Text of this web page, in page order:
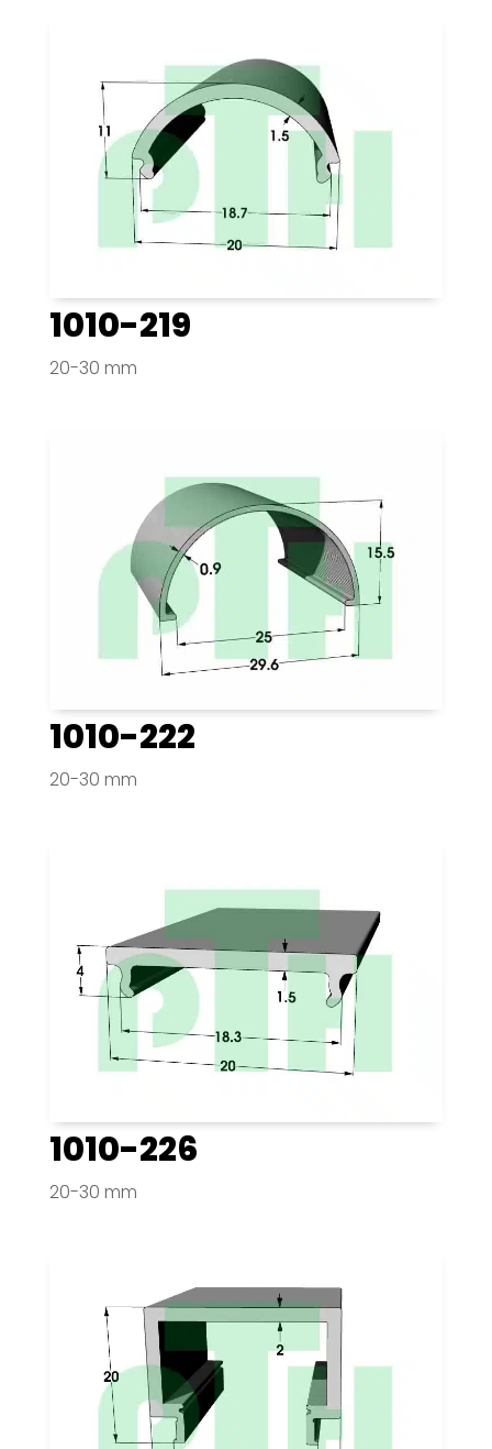
1010-219
20-30 mm
1010-222
20-30 mm
1010-226
20-30 mm